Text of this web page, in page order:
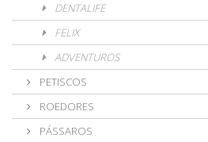
DENTALIFE
FELIX
ADVENTUROS
PETISCOS
ROEDORES
PÁSSAROS